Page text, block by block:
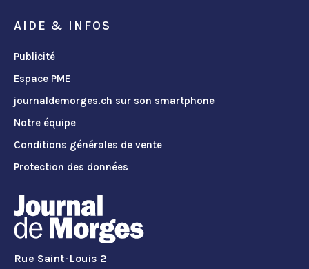
AIDE & INFOS
Publicité
Espace PME
journaldemorges.ch sur son smartphone
Notre équipe
Conditions générales de vente
Protection des données
Rue Saint-Louis 2